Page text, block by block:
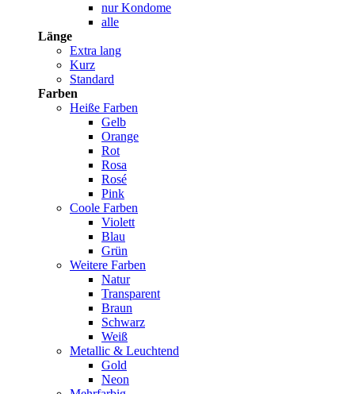
nur Kondome
alle
Länge
Extra lang
Kurz
Standard
Farben
Heiße Farben
Gelb
Orange
Rot
Rosa
Rosé
Pink
Coole Farben
Violett
Blau
Grün
Weitere Farben
Natur
Transparent
Braun
Schwarz
Weiß
Metallic & Leuchtend
Gold
Neon